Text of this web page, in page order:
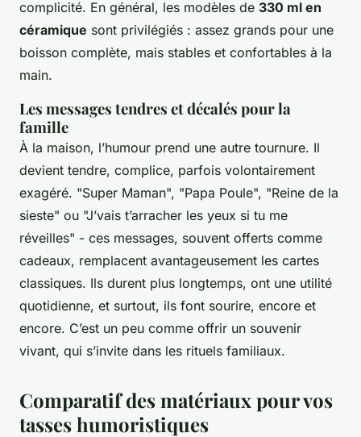
complicité. En général, les modèles de 330 ml en
céramique sont privilégiés : assez grands pour une
boisson complète, mais stables et confortables à la
main.
Les messages tendres et décalés pour la
famille
À la maison, l’humour prend une autre tournure. Il
devient tendre, complice, parfois volontairement
exagéré. "Super Maman", "Papa Poule", "Reine de la
sieste" ou "J’vais t’arracher les yeux si tu me
réveilles" - ces messages, souvent offerts comme
cadeaux, remplacent avantageusement les cartes
classiques. Ils durent plus longtemps, ont une utilité
quotidienne, et surtout, ils font sourire, encore et
encore. C’est un peu comme offrir un souvenir
vivant, qui s’invite dans les rituels familiaux.
Comparatif des matériaux pour vos
tasses humoristiques